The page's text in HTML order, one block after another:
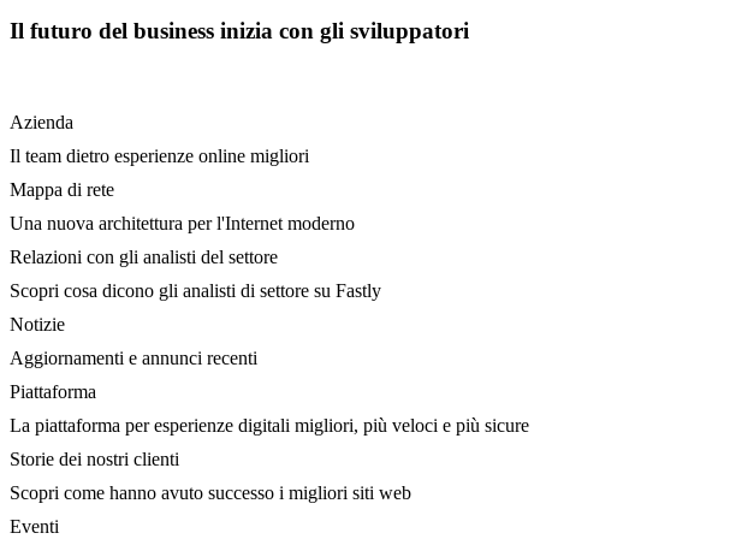
Il futuro del business inizia con gli sviluppatori
Azienda
Il team dietro esperienze online migliori
Mappa di rete
Una nuova architettura per l'Internet moderno
Relazioni con gli analisti del settore
Scopri cosa dicono gli analisti di settore su Fastly
Notizie
Aggiornamenti e annunci recenti
Piattaforma
La piattaforma per esperienze digitali migliori, più veloci e più sicure
Storie dei nostri clienti
Scopri come hanno avuto successo i migliori siti web
Eventi